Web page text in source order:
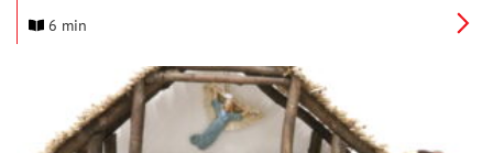
mogen we in Nederland gelukkig allemaal gebruik maken van
6 min